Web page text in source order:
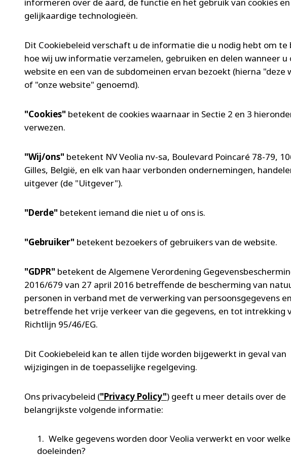
gelijkaardige technologieën.
Dit Cookiebeleid verschaft u de informatie die u nodig hebt om te
hoe wij uw informatie verzamelen, gebruiken en delen wanneer u
website en een van de subdomeinen ervan bezoekt (hierna "deze
of "onze website" genoemd).
"Cookies" betekent de cookies waarnaar in Sectie 2 en 3
verwezen.
"Wij/ons" betekent NV Veolia nv-sa, Boulevard Poincaré 78-79,
Gilles, België, en elk van haar verbonden ondernemingen,
uitgever (de "Uitgever").
"Derde" betekent iemand die niet u of ons is.
"Gebruiker" betekent bezoekers of gebruikers van de website.
"GDPR" betekent de Algemene Verordening
2016/679 van 27 april 2016 betreffende de bescherming van
personen in verband met de verwerking van persoonsgegevens en
betreffende het vrije verkeer van die gegevens, en tot intrekking
Richtlijn 95/46/EG.
Dit Cookiebeleid kan te allen tijde worden bijgewerkt in geval van
wijzigingen in de toepasselijke regelgeving.
Ons privacybeleid ("Privacy Policy") geeft u meer details over de
belangrijkste volgende informatie:
Welke gegevens worden door Veolia verwerkt en voor welke
doeleinden?